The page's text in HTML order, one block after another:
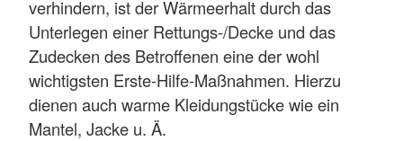
verhindern, ist der Wärmeerhalt durch das
Unterlegen einer Rettungs-/Decke und das
Zudecken des Betroffenen eine der wohl
wichtigsten Erste-Hilfe-Maßnahmen. Hierzu
dienen auch warme Kleidungstücke wie ein
Mantel, Jacke u. Ä.